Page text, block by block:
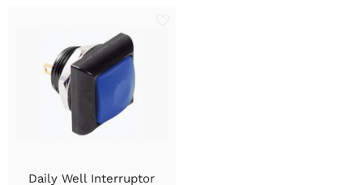
Daily Well Interruptor